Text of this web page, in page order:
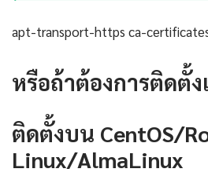
apt-transport-https ca-
หรือถ้าต้องการติดตั้
ติดตั้งบน CentOS/
Linux/AlmaLinux